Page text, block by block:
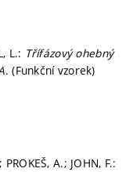
L.: Třífázový ohebný
. (Funkční vzorek)
PROKEŠ, A.; JOHN, F.: